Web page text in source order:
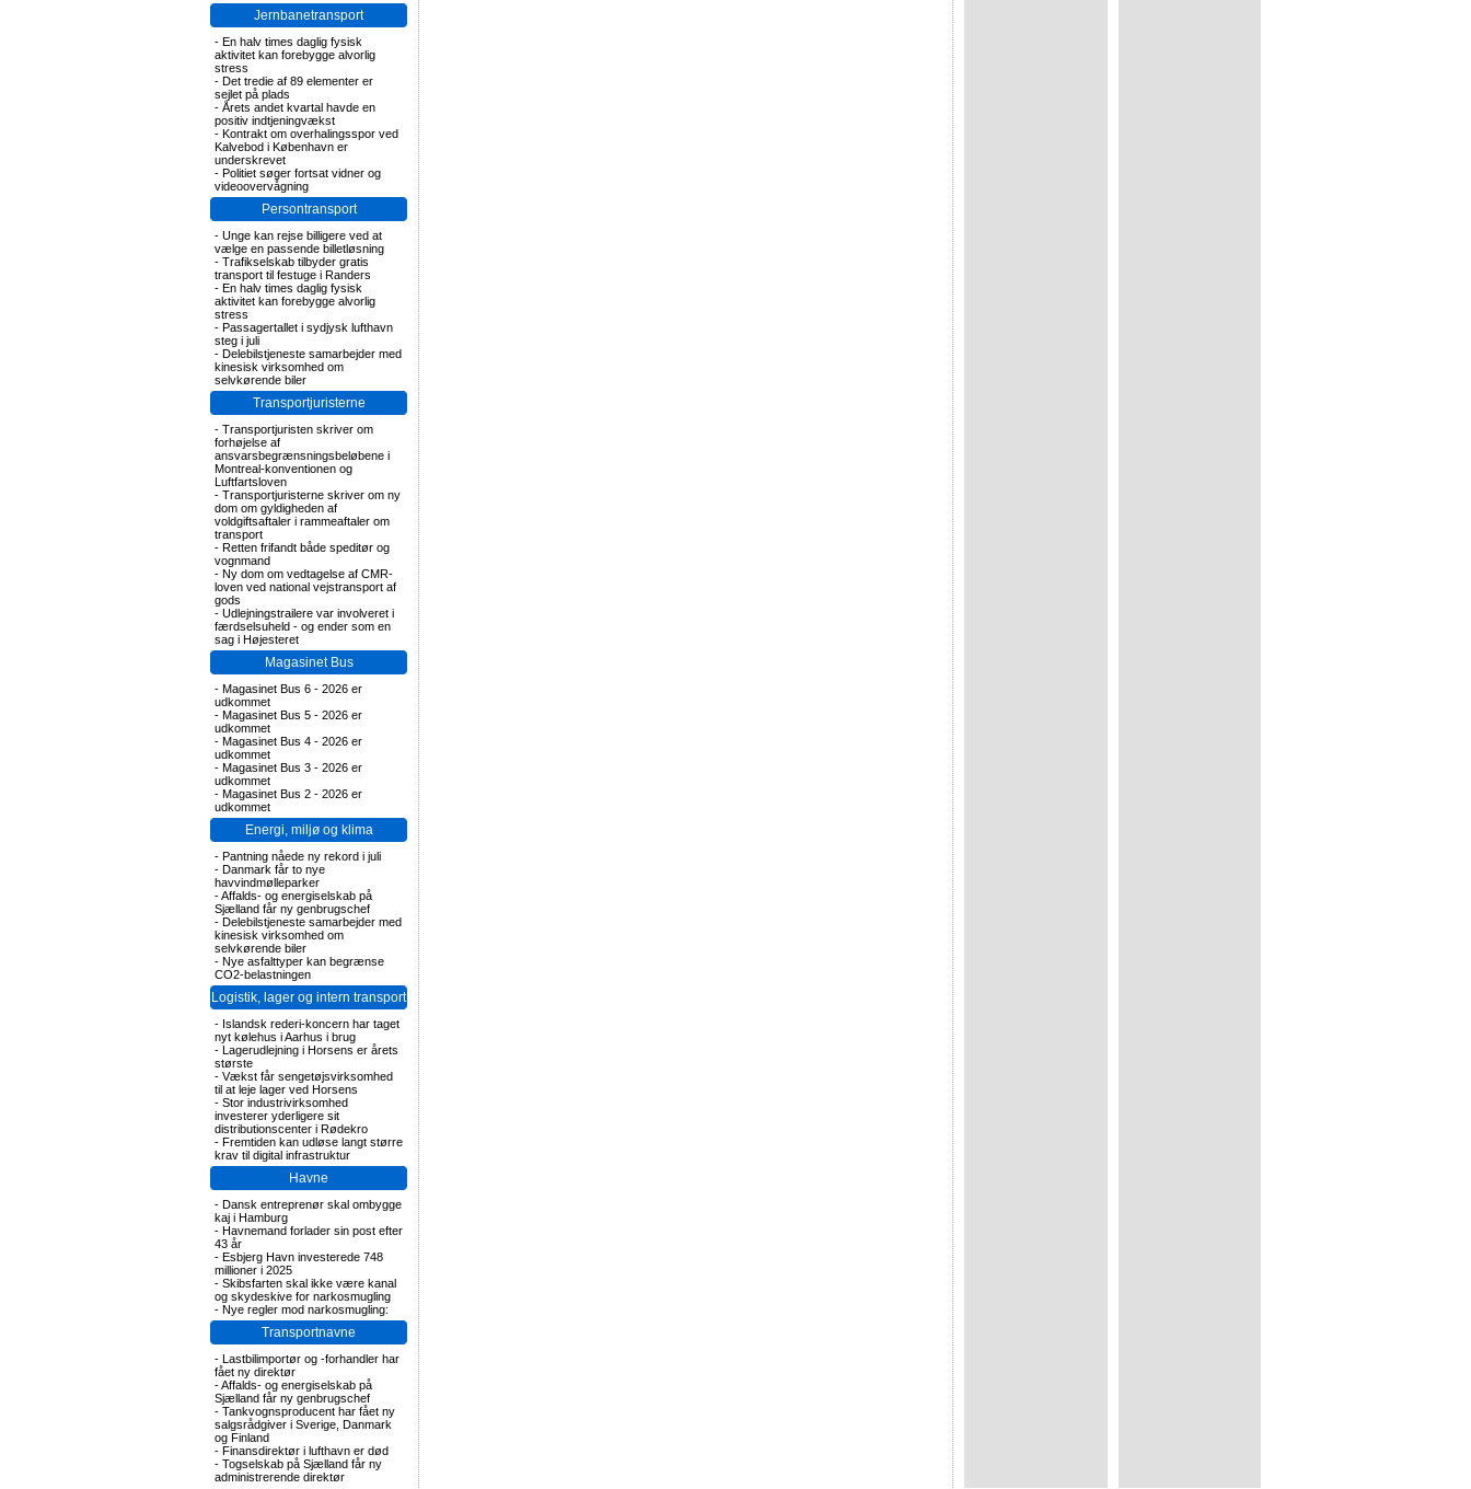
Jernbanetransport
- En halv times daglig fysisk
aktivitet kan forebygge alvorlig
stress
- Det tredie af 89 elementer er
sejlet på plads
- Årets andet kvartal havde en
positiv indtjeningvækst
- Kontrakt om overhalingsspor ved
Kalvebod i København er
underskrevet
- Politiet søger fortsat vidner og
videoovervågning
Persontransport
- Unge kan rejse billigere ved at
vælge en passende billetløsning
- Trafikselskab tilbyder gratis
transport til festuge i Randers
- En halv times daglig fysisk
aktivitet kan forebygge alvorlig
stress
- Passagertallet i sydjysk lufthavn
steg i juli
- Delebilstjeneste samarbejder med
kinesisk virksomhed om
selvkørende biler
Transportjuristerne
- Transportjuristen skriver om
forhøjelse af
ansvarsbegrænsningsbeløbene i
Montreal-konventionen og
Luftfartsloven
- Transportjuristerne skriver om ny
dom om gyldigheden af
voldgiftsaftaler i rammeaftaler om
transport
- Retten frifandt både speditør og
vognmand
- Ny dom om vedtagelse af CMR-
loven ved national vejstransport af
gods
- Udlejningstrailere var involveret i
færdselsuheld - og ender som en
sag i Højesteret
Magasinet Bus
- Magasinet Bus 6 - 2026 er
udkommet
- Magasinet Bus 5 - 2026 er
udkommet
- Magasinet Bus 4 - 2026 er
udkommet
- Magasinet Bus 3 - 2026 er
udkommet
- Magasinet Bus 2 - 2026 er
udkommet
Energi, miljø og klima
- Pantning nåede ny rekord i juli
- Danmark får to nye
havvindmølleparker
-Affalds- og energiselskab på
Sjælland får ny genbrugschef
- Delebilstjeneste samarbejder med
kinesisk virksomhed om
selvkørende biler
- Nye asfalttyper kan begrænse
CO2-belastningen
Logistik, lager og intern transport
- Islandsk rederi-koncern har taget
nyt kølehus i Aarhus i brug
- Lagerudlejning i Horsens er årets
største
- Vækst får sengetøjsvirksomhed
til at leje lager ved Horsens
- Stor industrivirksomhed
investerer yderligere sit
distributionscenter i Rødekro
- Fremtiden kan udløse langt større
krav til digital infrastruktur
Havne
- Dansk entreprenør skal ombygge
kaj i Hamburg
- Havnemand forlader sin post efter
43 år
- Esbjerg Havn investerede 748
millioner i 2025
- Skibsfarten skal ikke være kanal
og skydeskive for narkosmugling
- Nye regler mod narkosmugling:
Transportnavne
- Lastbilimportør og -forhandler har
fået ny direktør
-Affalds- og energiselskab på
Sjælland får ny genbrugschef
- Tankvognsproducent har fået ny
salgsrådgiver i Sverige, Danmark
og Finland
- Finansdirektør i lufthavn er død
- Togselskab på Sjælland får ny
administrerende direktør